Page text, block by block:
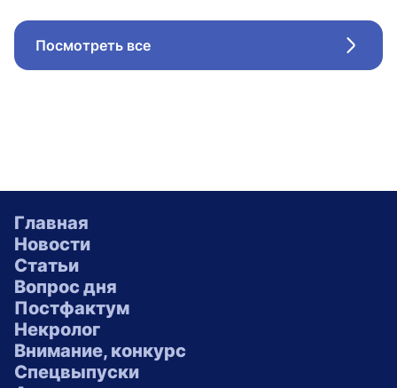
Посмотреть все
Главная
Новости
Статьи
Вопрос дня
Постфактум
Некролог
Внимание, конкурс
Спецвыпуски